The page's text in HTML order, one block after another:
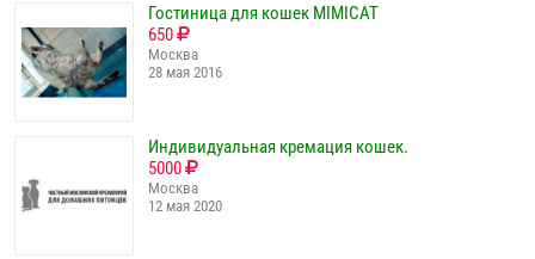
Гостиница для кошек MIMICAT
650
Москва
28 мая 2016
Индивидуальная кремация кошек.
5000
Москва
12 мая 2020